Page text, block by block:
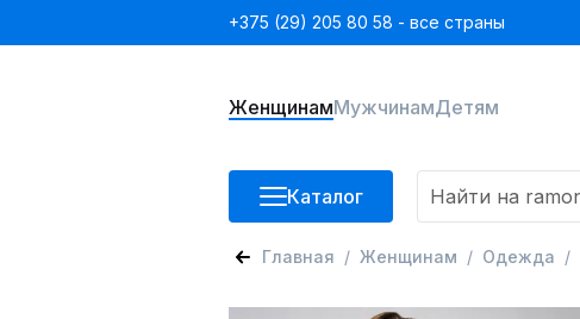
+375 (29) 205 80 58 - все страны
ЖенщинамМужчинамДетям
Каталог
Главная Женщинам Одежда